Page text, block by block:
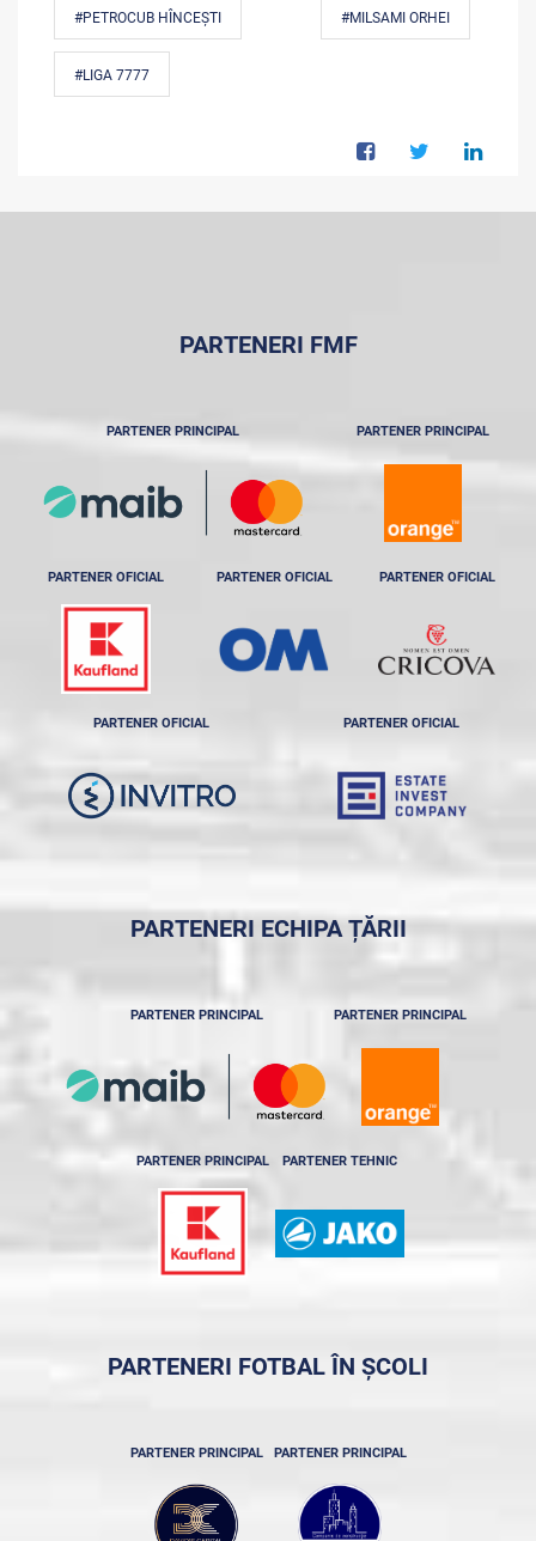
#PETROCUB HÎNCEȘTI #MILSAMI ORHEI
#LIGA 7777
PARTENERI FMF
PARTENER PRINCIPAL PARTENER PRINCIPAL
PARTENER OFICIAL PARTENER OFICIAL PARTENER OFICIAL
PARTENER OFICIAL PARTENER OFICIAL
PARTENERI ECHIPA ȚĂRII
PARTENER PRINCIPAL PARTENER PRINCIPAL
PARTENER PRINCIPAL PARTENER TEHNIC
PARTENERI FOTBAL ÎN ȘCOLI
PARTENER PRINCIPAL PARTENER PRINCIPAL